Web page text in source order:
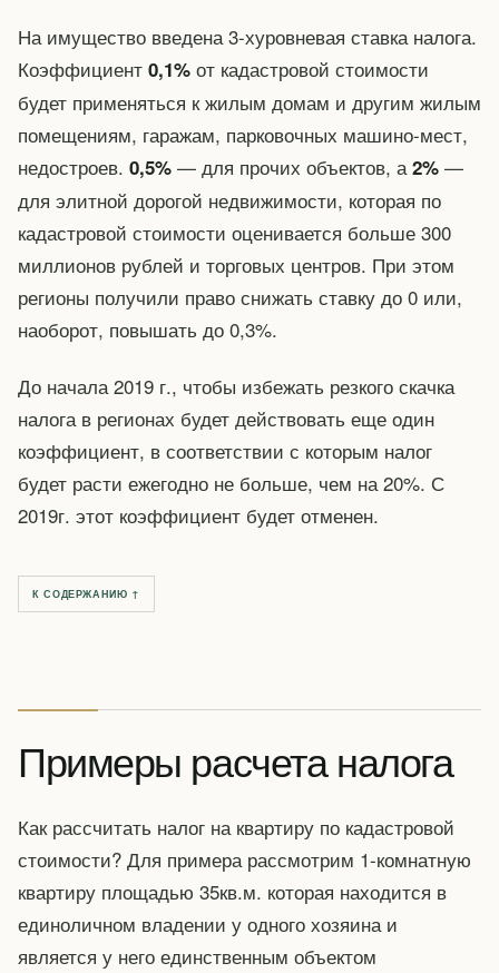
На имущество введена 3-хуровневая ставка налога.
Коэффициент 0,1% от кадастровой стоимости
будет применяться к жилым домам и другим жилым
помещениям, гаражам, парковочных машино-мест,
недостроев. 0,5% — для прочих объектов, а 2% —
для элитной дорогой недвижимости, которая по
кадастровой стоимости оценивается больше 300
миллионов рублей и торговых центров. При этом
регионы получили право снижать ставку до 0 или,
наоборот, повышать до 0,3%.
До начала 2019 г., чтобы избежать резкого скачка
налога в регионах будет действовать еще один
коэффициент, в соответствии с которым налог
будет расти ежегодно не больше, чем на 20%. С
2019г. этот коэффициент будет отменен.
К СОДЕРЖАНИЮ ↑
Примеры расчета налога
Как рассчитать налог на квартиру по кадастровой
стоимости? Для примера рассмотрим 1-комнатную
квартиру площадью 35кв.м. которая находится в
единоличном владении у одного хозяина и
является у него единственным объектом